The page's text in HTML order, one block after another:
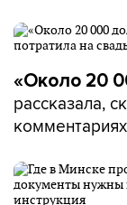
«Около 20
рассказала,